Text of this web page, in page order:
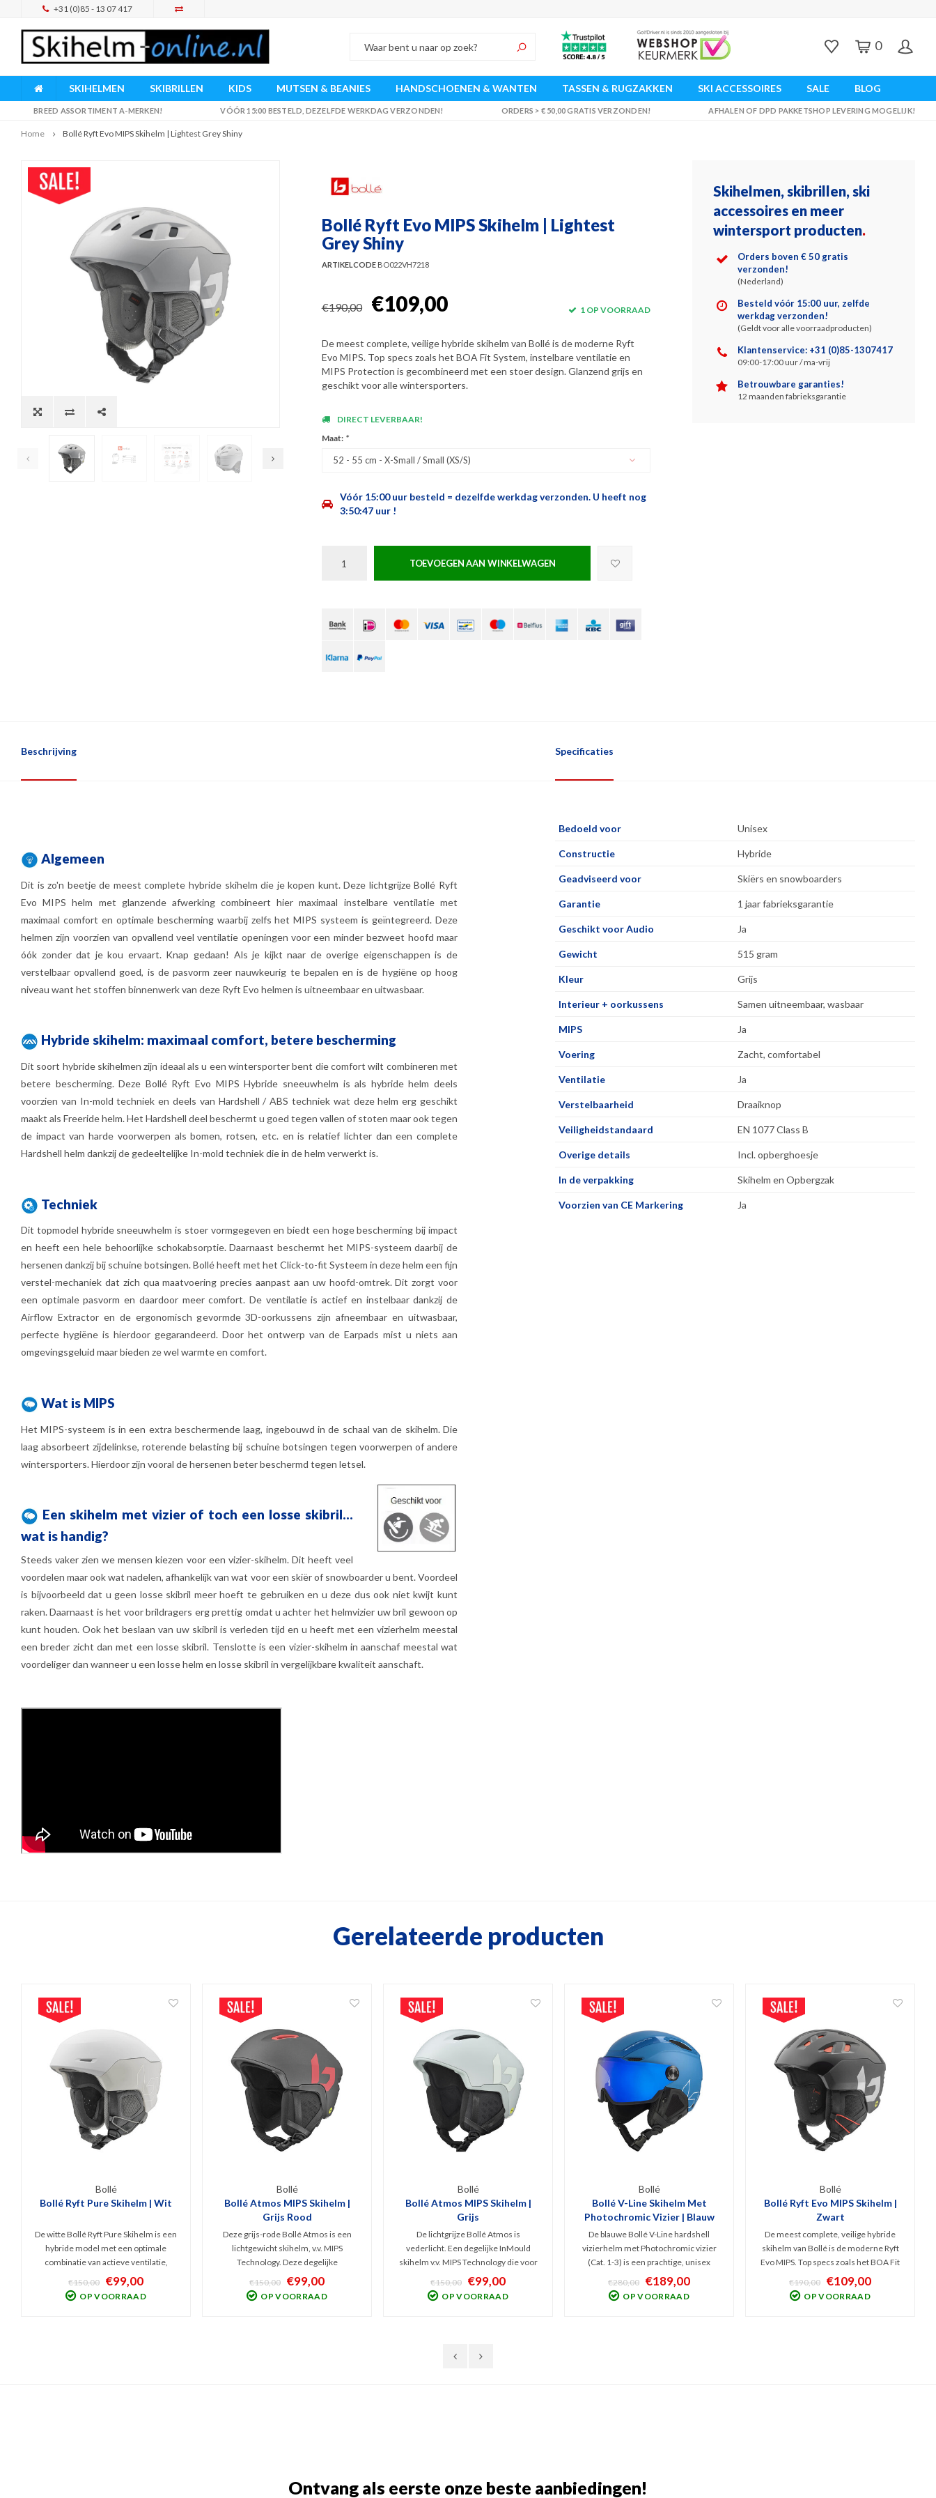
+31 (0)85 - 13 07 417
0
SKIHELMEN SKIBRILLEN KIDS MUTSEN & BEANIES HANDSCHOENEN & WANTEN TASSEN & RUGZAKKEN SKI ACCESSOIRES SALE BLOG
BREED ASSORTIMENT A-MERKEN! VÓÓR 15:00 BESTELD, DEZELFDE WERKDAG VERZONDEN! ORDERS > € 50,00 GRATIS VERZONDEN! AFHALEN OF DPD PAKKETSHOP LEVERING MOGELIJK!
Home Bollé Ryft Evo MIPS Skihelm | Lightest Grey Shiny
Bollé Ryft Evo MIPS Skihelm | Lightest
Grey Shiny
ARTIKELCODEBO022VH7218
€190,00 €109,00 1 OP VOORRAAD
De meest complete, veilige hybride skihelm van Bollé is de moderne Ryft
Evo MIPS. Top specs zoals het BOA Fit System, instelbare ventilatie en
MIPS Protection is gecombineerd met een stoer design. Glanzend grijs en
geschikt voor alle wintersporters.
DIRECT LEVERBAAR!
Maat: *
52 - 55 cm - X-Small / Small (XS/S)
Vóór 15:00 uur besteld = dezelfde werkdag verzonden.U heeft nog
3:50:46uur !
TOEVOEGEN AAN WINKELWAGEN
Skihelmen, skibrillen, ski
accessoires en meer
wintersport producten.
Orders boven € 50 gratis
verzonden!
(Nederland)
Besteld vóór 15:00 uur, zelfde
werkdag verzonden!
(Geldt voor alle voorraadproducten)
Klantenservice: +31 (0)85-1307417
09:00-17:00 uur / ma-vrij
Betrouwbare garanties!
12 maanden fabrieksgarantie
Beschrijving Specificaties
Algemeen
Dit is zo'n beetje de meest complete hybride skihelm die je kopen kunt. Deze lichtgrijze Bollé Ryft
Evo MIPS helm met glanzende afwerking combineert hier maximaal instelbare ventilatie met
maximaal comfort en optimale bescherming waarbij zelfs het MIPS systeem is geïntegreerd. Deze
helmen zijn voorzien van opvallend veel ventilatie openingen voor een minder bezweet hoofd maar
óók zonder dat je kou ervaart. Knap gedaan! Als je kijkt naar de overige eigenschappen is de
verstelbaar opvallend goed, is de pasvorm zeer nauwkeurig te bepalen en is de hygiëne op hoog
niveau want het stoffen binnenwerk van deze Ryft Evo helmen is uitneembaar en uitwasbaar.
Hybride skihelm: maximaal comfort, betere bescherming
Dit soort hybride skihelmen zijn ideaal als u een wintersporter bent die comfort wilt combineren met
betere bescherming. Deze Bollé Ryft Evo MIPS Hybride sneeuwhelm is als hybride helm deels
voorzien van In-mold techniek en deels van Hardshell / ABS techniek wat deze helm erg geschikt
maakt als Freeride helm. Het Hardshell deel beschermt u goed tegen vallen of stoten maar ook tegen
de impact van harde voorwerpen als bomen, rotsen, etc. en is relatief lichter dan een complete
Hardshell helm dankzij de gedeeltelijke In-mold techniek die in de helm verwerkt is.
Techniek
Dit topmodel hybride sneeuwhelm is stoer vormgegeven en biedt een hoge bescherming bij impact
en heeft een hele behoorlijke schokabsorptie. Daarnaast beschermt het MIPS-systeem daarbij de
hersenen dankzij bij schuine botsingen. Bollé heeft met het Click-to-fit Systeem in deze helm een fijn
verstel-mechaniek dat zich qua maatvoering precies aanpast aan uw hoofd-omtrek. Dit zorgt voor
een optimale pasvorm en daardoor meer comfort. De ventilatie is actief en instelbaar dankzij de
Airflow Extractor en de ergonomisch gevormde 3D-oorkussens zijn afneembaar en uitwasbaar,
perfecte hygiëne is hierdoor gegarandeerd. Door het ontwerp van de Earpads mist u niets aan
omgevingsgeluid maar bieden ze wel warmte en comfort.
Wat is MIPS
Het MIPS-systeem is in een extra beschermende laag, ingebouwd in de schaal van de skihelm. Die
laag absorbeert zijdelinkse, roterende belasting bij schuine botsingen tegen voorwerpen of andere
wintersporters. Hierdoor zijn vooral de hersenen beter beschermd tegen letsel.
Een skihelm met vizier of toch een losse skibril...
wat is handig?
Steeds vaker zien we mensen kiezen voor een vizier-skihelm. Dit heeft veel
voordelen maar ook wat nadelen, afhankelijk van wat voor een skiër of snowboarder u bent. Voordeel
is bijvoorbeeld dat u geen losse skibril meer hoeft te gebruiken en u deze dus ook niet kwijt kunt
raken. Daarnaast is het voor brildragers erg prettig omdat u achter het helmvizier uw bril gewoon op
kunt houden. Ook het beslaan van uw skibril is verleden tijd en u heeft met een vizierhelm meestal
een breder zicht dan met een losse skibril. Tenslotte is een vizier-skihelm in aanschaf meestal wat
voordeliger dan wanneer u een losse helm en losse skibril in vergelijkbare kwaliteit aanschaft.
Bedoeld voor Unisex
Constructie Hybride
Geadviseerd voor Skiërs en snowboarders
Garantie 1 jaar fabrieksgarantie
Geschikt voor Audio Ja
Gewicht 515 gram
Kleur Grijs
Interieur + oorkussens Samen uitneembaar, wasbaar
MIPS Ja
Voering Zacht, comfortabel
Ventilatie Ja
Verstelbaarheid Draaiknop
Veiligheidstandaard EN 1077 Class B
Overige details Incl. opberghoesje
In de verpakking Skihelm en Opbergzak
Voorzien van CE Markering Ja
Gerelateerde producten
Bollé
Bollé Ryft Pure Skihelm | Wit
De witte Bollé Ryft Pure Skihelm is een
hybride model met een optimale
combinatie van actieve ventilatie,
stoer design en veiligheid. Geschikt
voor zowel allround skiërs als
snowboarders die zo nu en dan ook
€150,00 €99,00
OP VOORRAAD
Bollé
Bollé Atmos MIPS Skihelm |
Grijs Rood
Deze grijs-rode Bollé Atmos is een
lichtgewicht skihelm, v.v. MIPS
Technology. Deze degelijke
wintersporthelm voor zowel mannen
als vrouwen biedt prima allround
bescherming voor skiërs die weinig
€150,00 €99,00
OP VOORRAAD
Bollé
Bollé Atmos MIPS Skihelm |
Grijs
De lichtgrijze Bollé Atmos is
vederlicht. Een degelijke InMould
skihelm v.v. MIPS Technology die voor
zowel mannen als vrouwen prima
allround bescherming biedt aan skiërs
die geen extreme dingen doen maar
€150,00 €99,00
OP VOORRAAD
Bollé
Bollé V-Line Skihelm Met
Photochromic Vizier | Blauw
De blauwe Bollé V-Line hardshell
vizierhelm met Photochromic vizier
(Cat. 1-3) is een prachtige, unisex
skihelm van indrukwekkende kwaliteit
en pasvorm. Veilig en geschikt voor
zowel skiërs als snowboarders.
€280,00 €189,00
OP VOORRAAD
Bollé
Bollé Ryft Evo MIPS Skihelm |
Zwart
De meest complete, veilige hybride
skihelm van Bollé is de moderne Ryft
Evo MIPS. Top specs zoals het BOA Fit
System, instelbare ventilatie en MIPS
Protection is gecombineerd met een
stoer design. Glanzend zwart en
€190,00 €109,00
OP VOORRAAD
Ontvang als eerste onze beste aanbiedingen!